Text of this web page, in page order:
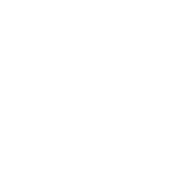
für Kinder im